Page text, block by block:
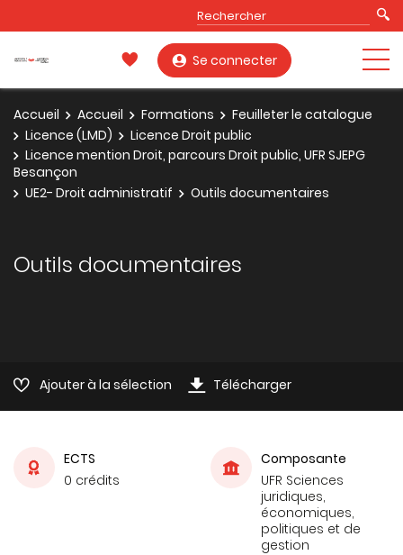
Se connecter
Accueil Accueil Formations
Feuilleter le catalogue
Licence (LMD)
Licence Droit public
Licence mention Droit, parcours Droit public, UFR SJEPG
Besançon
UE2- Droit administratif
Outils documentaires
Outils documentaires
Ajouter à la sélection Télécharger
ECTS
0 crédits
Composante
UFR Sciences
juridiques,
économiques,
politiques et de
gestion